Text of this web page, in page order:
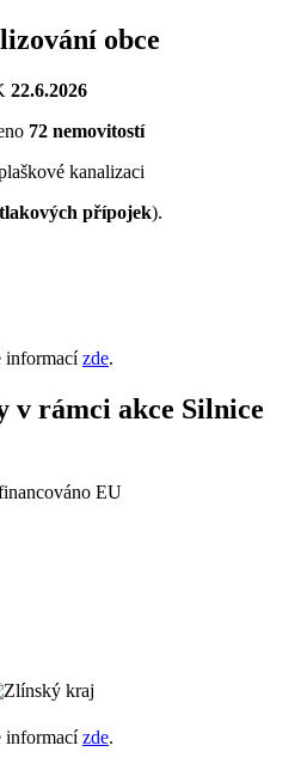
obce
22.6.2026
72 nemovitostí
kanalizaci
přípojek).
informacízde.
v rámci akce Silnice
informacízde.